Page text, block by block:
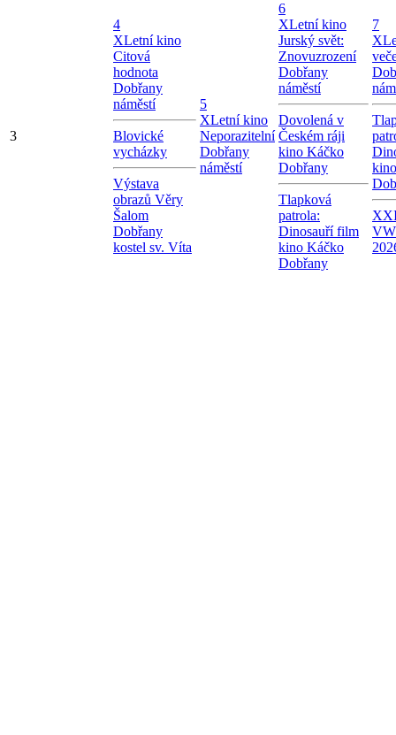
3
4
XLetní kino
Citová
hodnota
Dobřany
náměstí
Blovické
vycházky
Výstava
obrazů Věry
Šalom
Dobřany
kostel sv. Víta
5
XLetní kino
Neporazitelní
Dobřany
náměstí
6
XLetní kino
Jurský svět:
Znovuzrození
Dobřany
náměstí
Dovolená v
Českém ráji
kino Káčko
Dobřany
Tlapková
patrola:
Dinosauří film
kino Káčko
Dobřany
7
X